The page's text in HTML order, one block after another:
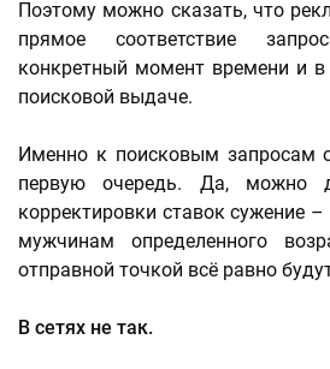
Поэтому можно сказать, что
прямое соответствие
конкретный момент времени и
поисковой выдаче.
Именно к поисковым запросам
первую очередь. Да, можно
корректировки ставок сужение
мужчинам определенного
отправной точкой всё равно
В сетях не так.